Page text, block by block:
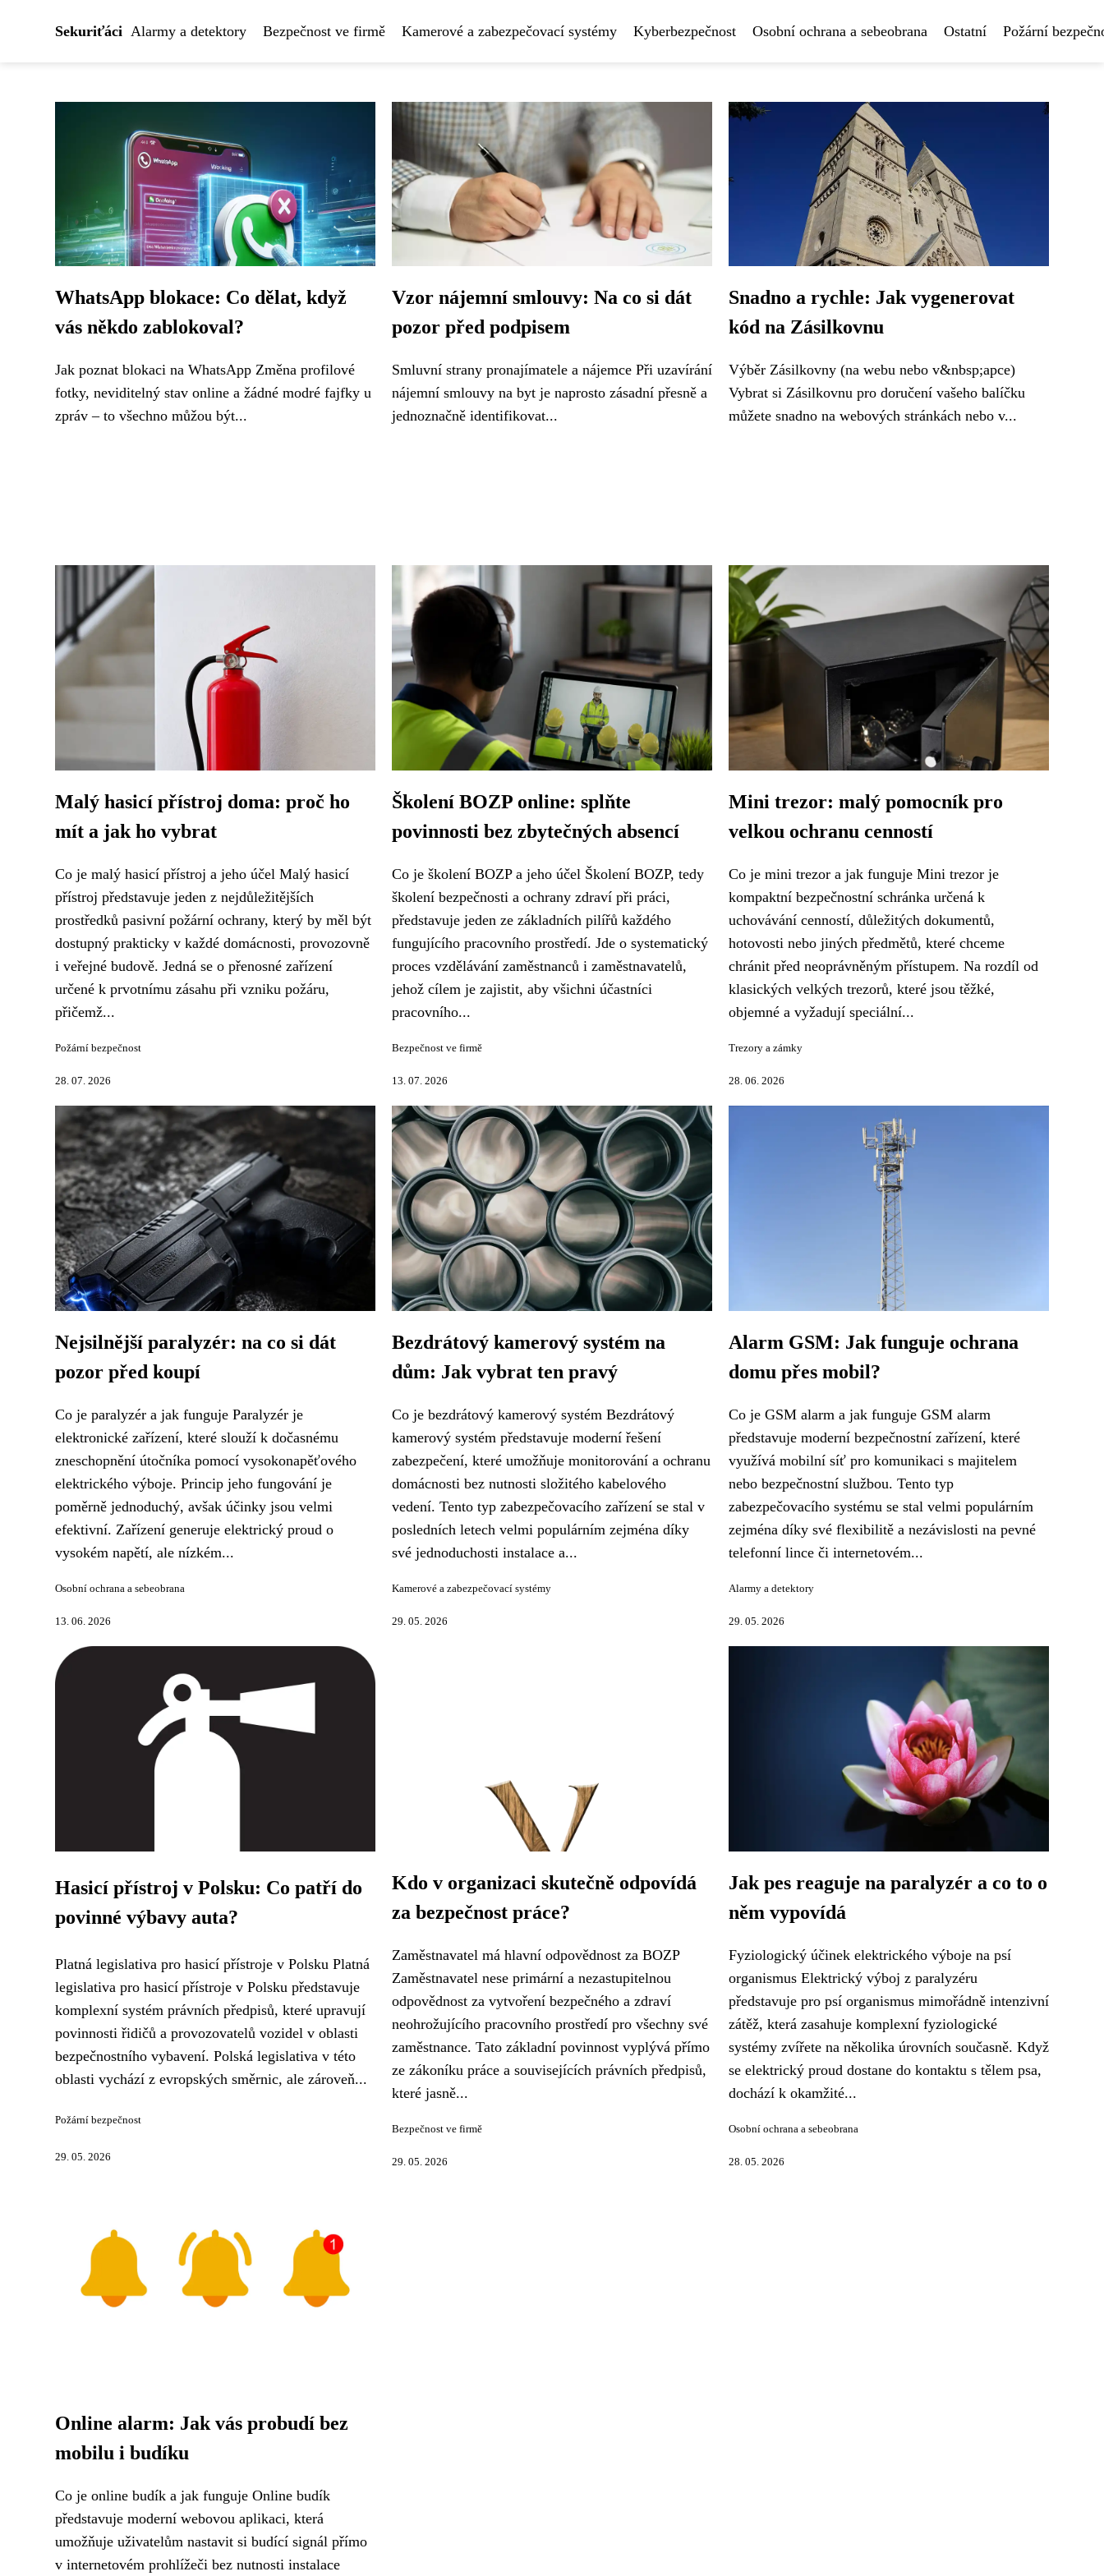
Sekuriťáci Alarmy a detektory Bezpečnost ve firmě Kamerové a zabezpečovací systémy Kyberbezpečnost Osobní ochrana a sebeobrana Ostatní Požární
WhatsApp blokace: Co dělat, když
vás někdo zablokoval?
Jak poznat blokaci na WhatsApp Změna profilové
fotky, neviditelný stav online a žádné modré fajfky u
zpráv – to všechno můžou být...
Vzor nájemní smlouvy: Na co si dát
pozor před podpisem
Smluvní strany pronajímatele a nájemce Při uzavírání
nájemní smlouvy na byt je naprosto zásadní přesně a
jednoznačně identifikovat...
Snadno a rychle: Jak vygenerovat
kód na Zásilkovnu
Výběr Zásilkovny (na webu nebo v&nbsp;apce)
Vybrat si Zásilkovnu pro doručení vašeho balíčku
můžete snadno na webových stránkách nebo v...
Malý hasicí přístroj doma: proč ho
mít a jak ho vybrat
Co je malý hasicí přístroj a jeho účel Malý hasicí
přístroj představuje jeden z nejdůležitějších
prostředků pasivní požární ochrany, který by měl být
dostupný prakticky v každé domácnosti, provozovně
i veřejné budově. Jedná se o přenosné zařízení
určené k prvotnímu zásahu při vzniku požáru,
přičemž...
Požární bezpečnost
28. 07. 2026
Školení BOZP online: splňte
povinnosti bez zbytečných absencí
Co je školení BOZP a jeho účel Školení BOZP, tedy
školení bezpečnosti a ochrany zdraví při práci,
představuje jeden ze základních pilířů každého
fungujícího pracovního prostředí. Jde o systematický
proces vzdělávání zaměstnanců i zaměstnavatelů,
jehož cílem je zajistit, aby všichni účastníci
pracovního...
Bezpečnost ve firmě
13. 07. 2026
Mini trezor: malý pomocník pro
velkou ochranu cenností
Co je mini trezor a jak funguje Mini trezor je
kompaktní bezpečnostní schránka určená k
uchovávání cenností, důležitých dokumentů,
hotovosti nebo jiných předmětů, které chceme
chránit před neoprávněným přístupem. Na rozdíl od
klasických velkých trezorů, které jsou těžké,
objemné a vyžadují speciální...
Trezory a zámky
28. 06. 2026
Nejsilnější paralyzér: na co si dát
pozor před koupí
Co je paralyzér a jak funguje Paralyzér je
elektronické zařízení, které slouží k dočasnému
zneschopnění útočníka pomocí vysokonapěťového
elektrického výboje. Princip jeho fungování je
poměrně jednoduchý, avšak účinky jsou velmi
efektivní. Zařízení generuje elektrický proud o
vysokém napětí, ale nízkém...
Osobní ochrana a sebeobrana
13. 06. 2026
Bezdrátový kamerový systém na
dům: Jak vybrat ten pravý
Co je bezdrátový kamerový systém Bezdrátový
kamerový systém představuje moderní řešení
zabezpečení, které umožňuje monitorování a ochranu
domácnosti bez nutnosti složitého kabelového
vedení. Tento typ zabezpečovacího zařízení se stal v
posledních letech velmi populárním zejména díky
své jednoduchosti instalace a...
Kamerové a zabezpečovací systémy
29. 05. 2026
Alarm GSM: Jak funguje ochrana
domu přes mobil?
Co je GSM alarm a jak funguje GSM alarm
představuje moderní bezpečnostní zařízení, které
využívá mobilní síť pro komunikaci s majitelem
nebo bezpečnostní službou. Tento typ
zabezpečovacího systému se stal velmi populárním
zejména díky své flexibilitě a nezávislosti na pevné
telefonní lince či internetovém...
Alarmy a detektory
29. 05. 2026
Hasicí přístroj v Polsku: Co patří do
povinné výbavy auta?
Platná legislativa pro hasicí přístroje v Polsku Platná
legislativa pro hasicí přístroje v Polsku představuje
komplexní systém právních předpisů, které upravují
povinnosti řidičů a provozovatelů vozidel v oblasti
bezpečnostního vybavení. Polská legislativa v této
oblasti vychází z evropských směrnic, ale zároveň...
Požární bezpečnost
29. 05. 2026
Kdo v organizaci skutečně odpovídá
za bezpečnost práce?
Zaměstnavatel má hlavní odpovědnost za BOZP
Zaměstnavatel nese primární a nezastupitelnou
odpovědnost za vytvoření bezpečného a zdraví
neohrožujícího pracovního prostředí pro všechny své
zaměstnance. Tato základní povinnost vyplývá přímo
ze zákoníku práce a souvisejících právních předpisů,
které jasně...
Bezpečnost ve firmě
29. 05. 2026
Jak pes reaguje na paralyzér a co to o
něm vypovídá
Fyziologický účinek elektrického výboje na psí
organismus Elektrický výboj z paralyzéru
představuje pro psí organismus mimořádně intenzivní
zátěž, která zasahuje komplexní fyziologické
systémy zvířete na několika úrovních současně. Když
se elektrický proud dostane do kontaktu s tělem psa,
dochází k okamžité...
Osobní ochrana a sebeobrana
28. 05. 2026
Online alarm: Jak vás probudí bez
mobilu i budíku
Co je online budík a jak funguje Online budík
představuje moderní webovou aplikaci, která
umožňuje uživatelům nastavit si budící signál přímo
v internetovém prohlížeči bez nutnosti instalace